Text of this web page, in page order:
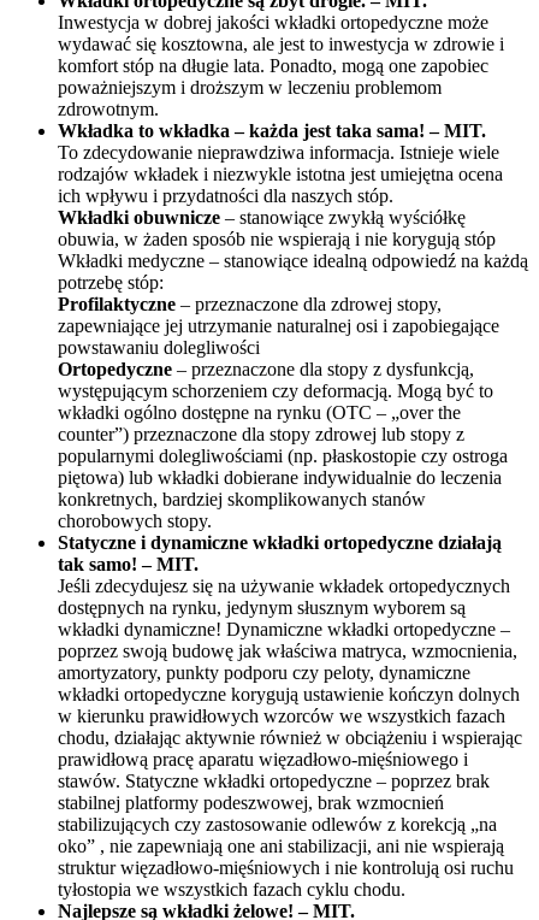
Inwestycja w dobrej jakości wkładki ortopedyczne może
wydawać się kosztowna, ale jest to inwestycja w zdrowie i
komfort stóp na długie lata. Ponadto, mogą one zapobiec
poważniejszym i droższym w leczeniu problemom
zdrowotnym.
Wkładka to wkładka – każda jest taka sama! – MIT.
To zdecydowanie nieprawdziwa informacja. Istnieje wiele
rodzajów wkładek i niezwykle istotna jest umiejętna ocena
ich wpływu i przydatności dla naszych stóp.
Wkładki obuwnicze – stanowiące zwykłą wyściółkę
obuwia, w żaden sposób nie wspierają i nie korygują stóp
Wkładki medyczne – stanowiące idealną odpowiedź na każdą
potrzebę stóp:
Profilaktyczne – przeznaczone dla zdrowej stopy,
zapewniające jej utrzymanie naturalnej osi i zapobiegające
powstawaniu dolegliwości
Ortopedyczne – przeznaczone dla stopy z dysfunkcją,
występującym schorzeniem czy deformacją. Mogą być to
wkładki ogólno dostępne na rynku (OTC – „over the
counter”) przeznaczone dla stopy zdrowej lub stopy z
popularnymi dolegliwościami (np. płaskostopie czy ostroga
piętowa) lub wkładki dobierane indywidualnie do leczenia
konkretnych, bardziej skomplikowanych stanów
chorobowych stopy.
Statyczne i dynamiczne wkładki ortopedyczne działają
tak samo! – MIT.
Jeśli zdecydujesz się na używanie wkładek ortopedycznych
dostępnych na rynku, jedynym słusznym wyborem są
wkładki dynamiczne! Dynamiczne wkładki ortopedyczne –
poprzez swoją budowę jak właściwa matryca, wzmocnienia,
amortyzatory, punkty podporu czy peloty, dynamiczne
wkładki ortopedyczne korygują ustawienie kończyn dolnych
w kierunku prawidłowych wzorców we wszystkich fazach
chodu, działając aktywnie również w obciążeniu i wspierając
prawidłową pracę aparatu więzadłowo-mięśniowego i
stawów. Statyczne wkładki ortopedyczne – poprzez brak
stabilnej platformy podeszwowej, brak wzmocnień
stabilizujących czy zastosowanie odlewów z korekcją „na
oko” , nie zapewniają one ani stabilizacji, ani nie wspierają
struktur więzadłowo-mięśniowych i nie kontrolują osi ruchu
tyłostopia we wszystkich fazach cyklu chodu.
Najlepsze są wkładki żelowe! – MIT.